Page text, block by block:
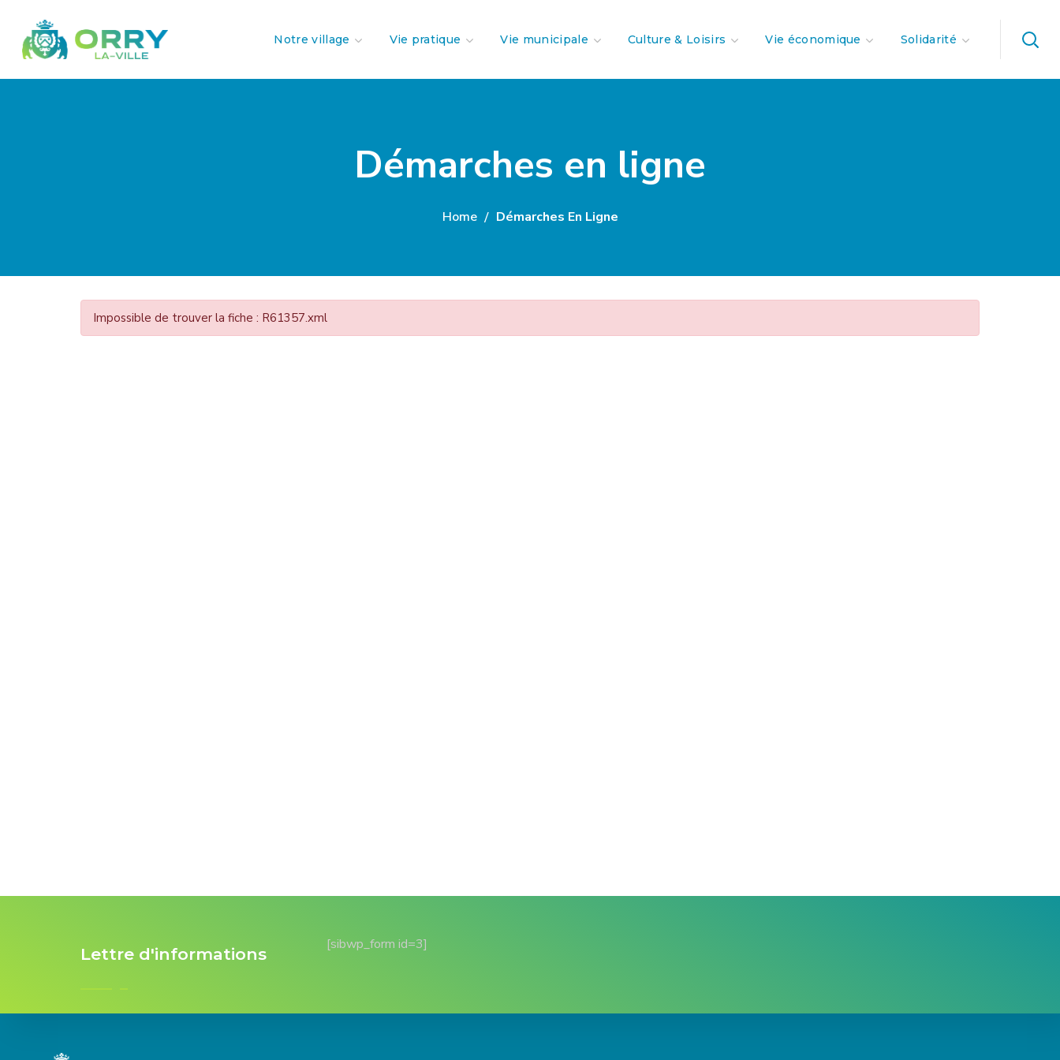
Notre village Vie pratique Vie municipale Culture & Loisirs Vie économique Solidarité
Démarches en ligne
Home Démarches En Ligne
Impossible de trouver la fiche : R61357.xml
Lettre d'informations [sibwp_form id=3]